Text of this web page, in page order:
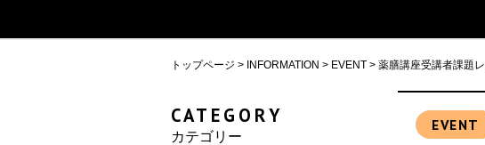
トップページ > INFORMATION > EVENT > 薬膳講座受講者課題
EVENT
CATEGORY
カテゴリー